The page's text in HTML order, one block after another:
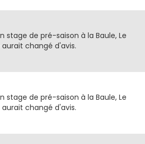
de pré-saison à la Baule, Le
changé d'avis.
de pré-saison à la Baule, Le
changé d'avis.